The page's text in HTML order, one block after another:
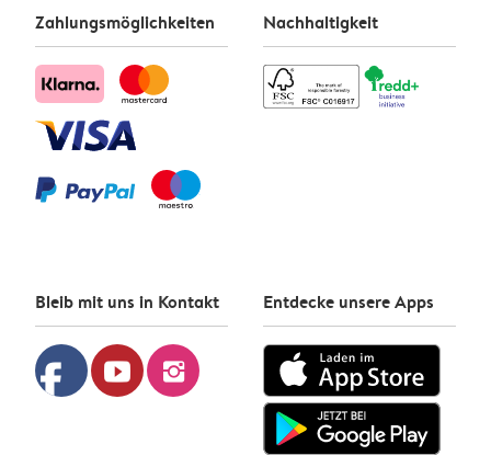
Zahlungsmöglichkeiten Nachhaltigkeit
Bleib mit uns in Kontakt
facebook youtube instagram
Entdecke unsere Apps